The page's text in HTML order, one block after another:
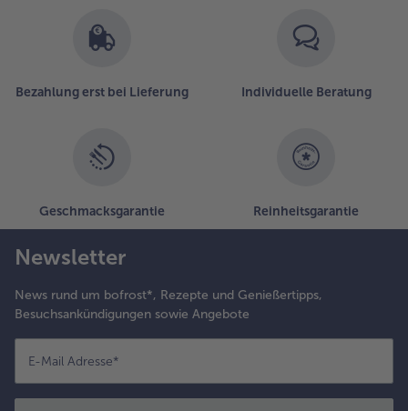
Bezahlung erst bei Lieferung Individuelle Beratung
Geschmacksgarantie Reinheitsgarantie
Newsletter
News rund um bofrost*, Rezepte und Genießertipps,
Besuchsankündigungen sowie Angebote
E-Mail Adresse*